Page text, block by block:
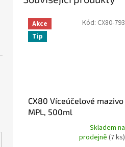
Akce
Tip
CX80 Víceúčelové mazivo
MPL, 500ml
Skladem na
prodejně (7 ks)
Kód: CX80-793